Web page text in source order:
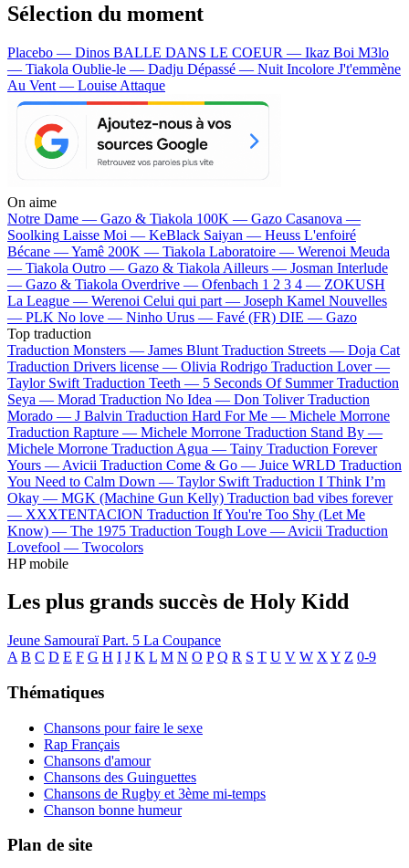
Sélection du moment
Placebo — Dinos BALLE DANS LE COEUR — Ikaz Boi M3lo
— Tiakola Oublie-le — Dadju Dépassé — Nuit Incolore J't'emmène
Au Vent — Louise Attaque
On aime
Notre Dame — Gazo & Tiakola 100K — Gazo Casanova —
Soolking Laisse Moi — KeBlack Saiyan — Heuss L'enfoiré
Bécane —Yamê 200K — Tiakola Laboratoire — Werenoi Meuda
— Tiakola Outro — Gazo & Tiakola Ailleurs — Josman Interlude
— Gazo & Tiakola Overdrive — Ofenbach 1 2 3 4 — ZOKUSH
La League — Werenoi Celui qui part — Joseph Kamel Nouvelles
— PLK No love — Ninho Urus — Favé (FR) DIE — Gazo
Top traduction
Traduction Monsters — James Blunt Traduction Streets — Doja Cat
Traduction Drivers license — Olivia Rodrigo Traduction Lover —
Taylor Swift Traduction Teeth — 5 Seconds Of Summer Traduction
Seya — Morad Traduction No Idea — Don Toliver Traduction
Morado — J Balvin Traduction Hard For Me — Michele Morrone
Traduction Rapture — Michele Morrone Traduction Stand By —
Michele Morrone Traduction Agua — Tainy Traduction Forever
Yours — Avicii Traduction Come & Go — Juice WRLD Traduction
You Need to Calm Down — Taylor Swift Traduction I Think I’m
Okay — MGK (Machine Gun Kelly) Traduction bad vibes forever
— XXXTENTACION Traduction If You're Too Shy (Let Me
Know) — The 1975 Traduction Tough Love — Avicii Traduction
Lovefool — Twocolors
HP mobile
Les plus grands succès de Holy Kidd
Jeune Samouraï Part. 5 La Coupance
A B C D E F G H I J K L M N O P Q R S T U V W X Y Z 0-9
Thématiques
Chansons pour faire le sexe
Rap Français
Chansons d'amour
Chansons des Guinguettes
Chansons de Rugby et 3ème mi-temps
Chanson bonne humeur
Plan de site